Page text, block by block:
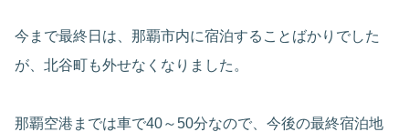
今まで最終日は、那覇市内に宿泊することばかりでした
が、北谷町も外せなくなりました。
那覇空港までは車で40～50分なので、今後の最終宿泊地